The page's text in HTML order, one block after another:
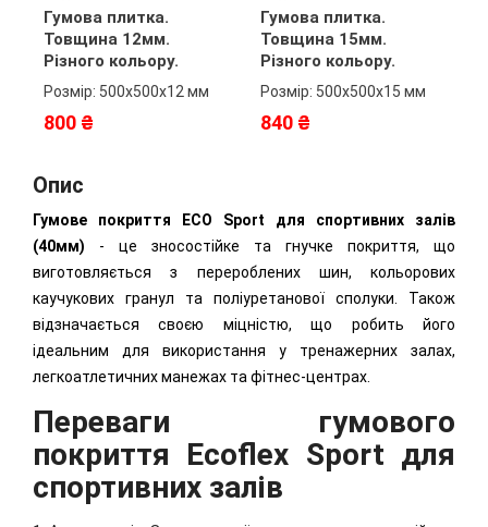
Гумова плитка.
Товщина 12мм.
Різного кольору.
Розмір: 500х500х12 мм
800 ₴
Гумова плитка.
Товщина 15мм.
Різного кольору.
Розмір: 500х500х15 мм
840 ₴
Опис
Гумове покриття ECO Sport для спортивних залів
(40мм) - це зносостійке та гнучке покриття, що
виготовляється з перероблених шин, кольорових
каучукових гранул та поліуретанової сполуки. Також
відзначається своєю міцністю, що робить його
ідеальним для використання у тренажерних залах,
легкоатлетичних манежах та фітнес-центрах.
Переваги гумового
покриття Ecoflex Sport для
спортивних залів